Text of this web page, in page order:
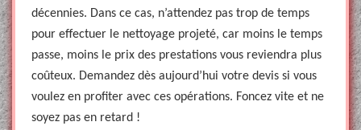
décennies. Dans ce cas, n’attendez pas trop de temps
pour effectuer le nettoyage projeté, car moins le temps
passe, moins le prix des prestations vous reviendra plus
coûteux. Demandez dès aujourd’hui votre devis si vous
voulez en profiter avec ces opérations. Foncez vite et ne
soyez pas en retard !